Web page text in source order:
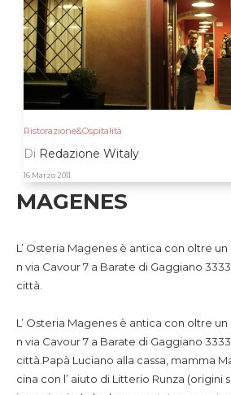
Ristorazione&Ospitalità
Di Redazione Witaly
16 Marzo 2011
MAGENES
L’ Osteria Magenes è antica con oltre
n via Cavour 7 a Barate di Gaggiano
città.
L’ Osteria Magenes è antica con oltre
n via Cavour 7 a Barate di Gaggiano
città. Papà Luciano alla cassa, mamma
cina con l’ aiuto di Litterio Runza (origini